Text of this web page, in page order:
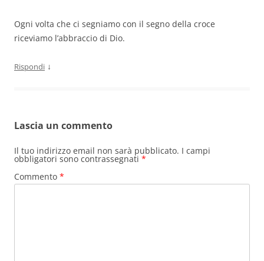
Ogni volta che ci segniamo con il segno della croce
riceviamo l’abbraccio di Dio.
Rispondi ↓
Lascia un commento
Il tuo indirizzo email non sarà pubblicato. I campi
obbligatori sono contrassegnati *
Commento *